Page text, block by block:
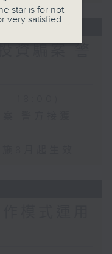
star is for not
very satisfied.